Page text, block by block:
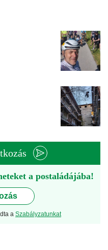
a postaládájába!
a Szabályzatunkat